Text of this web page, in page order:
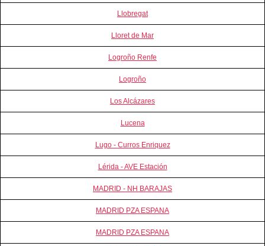
Llobregat
Lloret de Mar
Logroño Renfe
Logroño
Los Alcázares
Lucena
Lugo - Curros Enriquez
Lérida - AVE Estación
MADRID - NH BARAJAS
MADRID PZA ESPANA
MADRID PZA ESPANA